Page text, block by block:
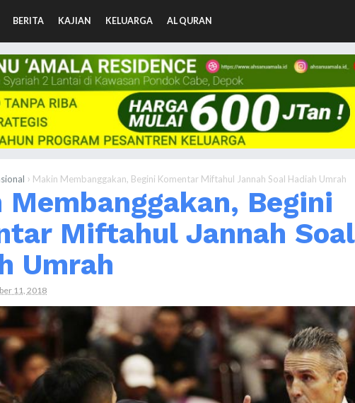
BERITA KAJIAN KELUARGA AL QURAN
› Makin Membanggakan, Begini Komentar Miftahul Jannah Soal Hadiah Umrah
Membanggakan, Begini
Miftahul Jannah Soal
Umrah
11, 2018